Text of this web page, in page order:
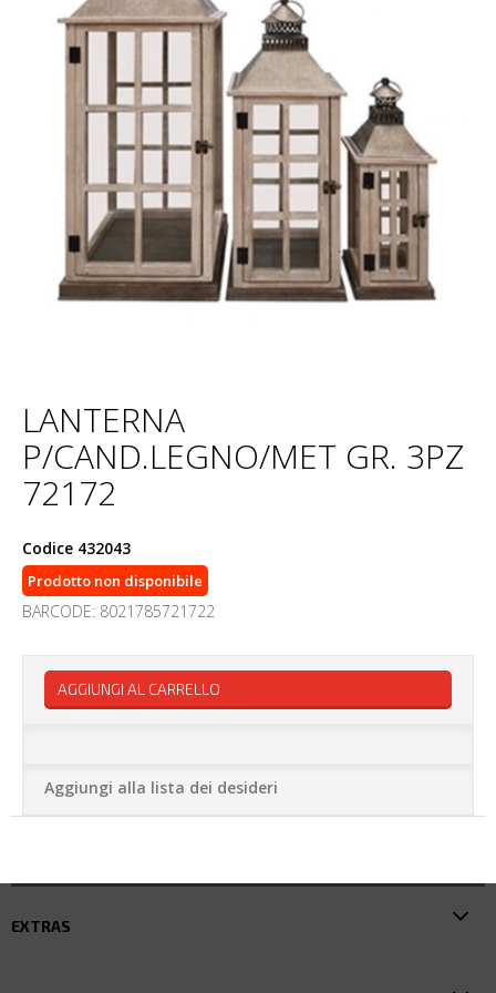
LANTERNA
P/CAND.LEGNO/MET GR. 3PZ
72172
Codice 432043
Prodotto non disponibile
BARCODE: 8021785721722
AGGIUNGI AL CARRELLO
Aggiungi alla lista dei desideri
EXTRAS